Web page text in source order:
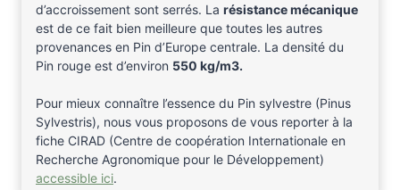
d’accroissement sont serrés. La résistance mécanique
est de ce fait bien meilleure que toutes les autres
provenances en Pin d’Europe centrale. La densité du
Pin rouge est d’environ 550 kg/m3.
Pour mieux connaître l’essence du Pin sylvestre (Pinus
Sylvestris), nous vous proposons de vous reporter à la
fiche CIRAD (Centre de coopération Internationale en
Recherche Agronomique pour le Développement)
accessible ici.